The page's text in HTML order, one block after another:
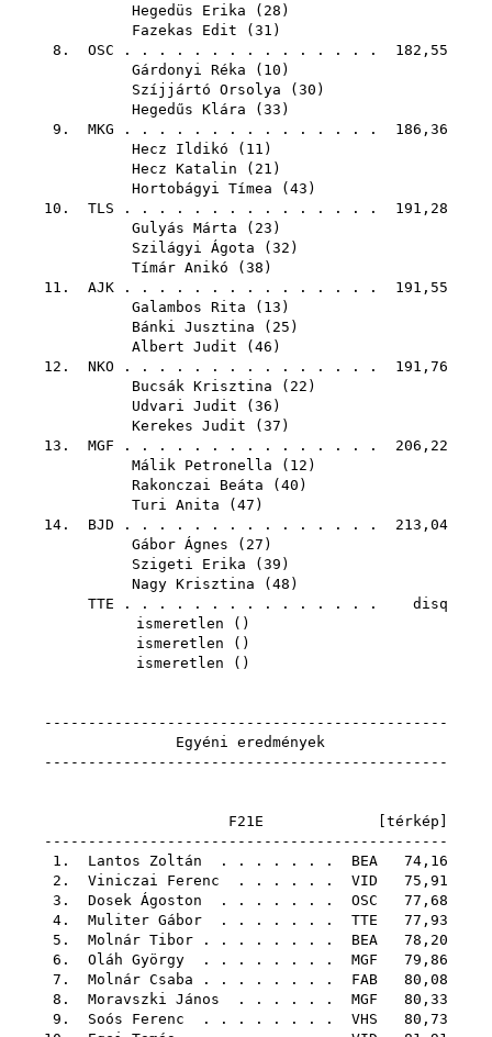
Hegedüs Erika ( 28 )
Fazekas Edit ( 31 )
8. OSC . . . . . . . . . . . . . . . 182,55
Gárdonyi Réka ( 10 )
Szíjjártó Orsolya ( 30 )
Hegedűs Klára ( 33 )
9. MKG . . . . . . . . . . . . . . . 186,36
Hecz Ildikó ( 11 )
Hecz Katalin ( 21 )
Hortobágyi Tímea ( 43 )
10. TLS . . . . . . . . . . . . . . . 191,28
Gulyás Márta ( 23 )
Szilágyi Ágota ( 32 )
Tímár Anikó ( 38 )
11. AJK . . . . . . . . . . . . . . . 191,55
Galambos Rita ( 13 )
Bánki Jusztina ( 25 )
Albert Judit ( 46 )
12. NKO . . . . . . . . . . . . . . . 191,76
Bucsák Krisztina ( 22 )
Udvari Judit ( 36 )
Kerekes Judit ( 37 )
13. MGF . . . . . . . . . . . . . . . 206,22
Málik Petronella ( 12 )
Rakonczai Beáta ( 40 )
Turi Anita ( 47 )
14. BJD . . . . . . . . . . . . . . . 213,04
Gábor Ágnes ( 27 )
Szigeti Erika ( 39 )
Nagy Krisztina ( 48 )
TTE . . . . . . . . . . . . . . . disq
ismeretlen ()
ismeretlen ()
ismeretlen ()
----------------------------------------------
Egyéni eredmények
----------------------------------------------
F21E [ térkép
----------------------------------------------
1. Lantos Zoltán . . . . . . . BEA 74,16
2. Viniczai Ferenc . . . . . . VID 75,91
3. Dosek Ágoston . . . . . . . OSC 77,68
4. Muliter Gábor . . . . . . . TTE 77,93
5. Molnár Tibor . . . . . . . . BEA 78,20
6. Oláh György . . . . . . . . MGF 79,86
7. Molnár Csaba . . . . . . . . FAB 80,08
8. Moravszki János . . . . . . MGF 80,33
9. Soós Ferenc . . . . . . . . VHS 80,73